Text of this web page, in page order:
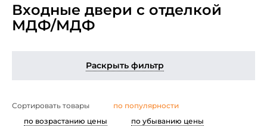
Входные двери с отделкой
МДФ/МДФ
Раскрыть фильтр
Сортировать товары
по популярности
по возрастанию цены
по убыванию цены